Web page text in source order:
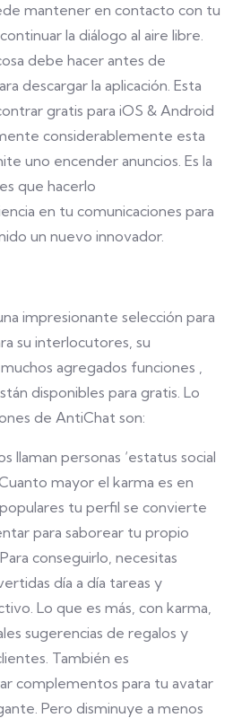
mantener en contacto con tu
la diálogo al aire libre.
debe hacer antes de
descargar la aplicación. Esta
gratis para iOS & Android
considerablemente esta
uno encender anuncios. Es la
que hacerlo
en tu comunicaciones para
un nuevo innovador.
impresionante selección para
su interlocutores, su
agregados funciones ,
disponibles para gratis. Lo
de AntiChat son:
llaman personas ‘estatus social
mayor el karma es en
tu perfil se convierte
para saborear tu propio
conseguirlo, necesitas
día a día tareas y
Lo que es más, con karma,
sugerencias de regalos y
También es
complementos para tu avatar
Pero disminuye a menos